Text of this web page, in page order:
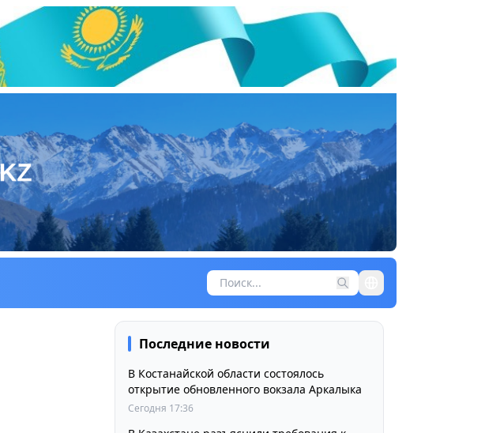
Последние новости
В Костанайской области состоялось
открытие обновленного вокзала Аркалыка
Сегодня 17:36